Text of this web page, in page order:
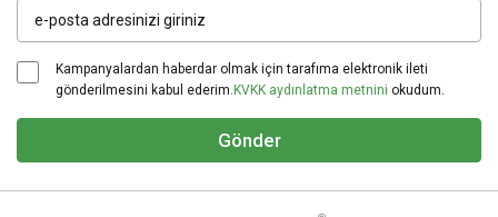
Kampanyalardan haberdar olmak için tarafıma elektronik ileti
gönderilmesini kabul ederim. KVKK aydınlatma metnini okudum.
Gönder